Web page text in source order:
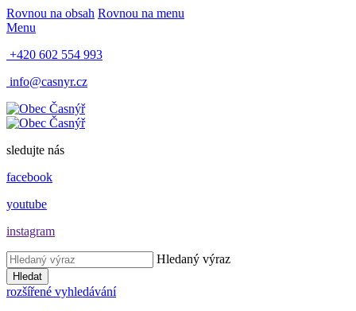
Rovnou na obsah Rovnou na menu
Menu
+420 602 554 993
info@casnyr.cz
sledujte nás
facebook
youtube
instagram
Hledaný výraz
Hledat
rozšířené vyhledávání